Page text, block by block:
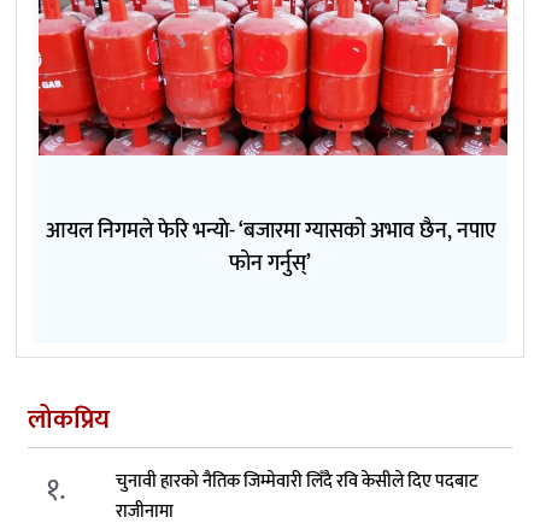
आयल निगमले फेरि भन्याे- ‘बजारमा ग्यासको अभाव छैन, नपाए
फोन गर्नुस्’
लोकप्रिय
१.
चुनावी हारको नैतिक जिम्मेवारी लिँदै रवि केसीले दिए पदबाट
राजीनामा